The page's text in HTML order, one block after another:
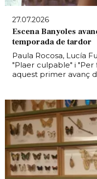
27.07.2026
Escena Banyoles
temporada de tardor
Paula Rocosa, Lucía
"Plaer culpable" i
aquest primer avanç